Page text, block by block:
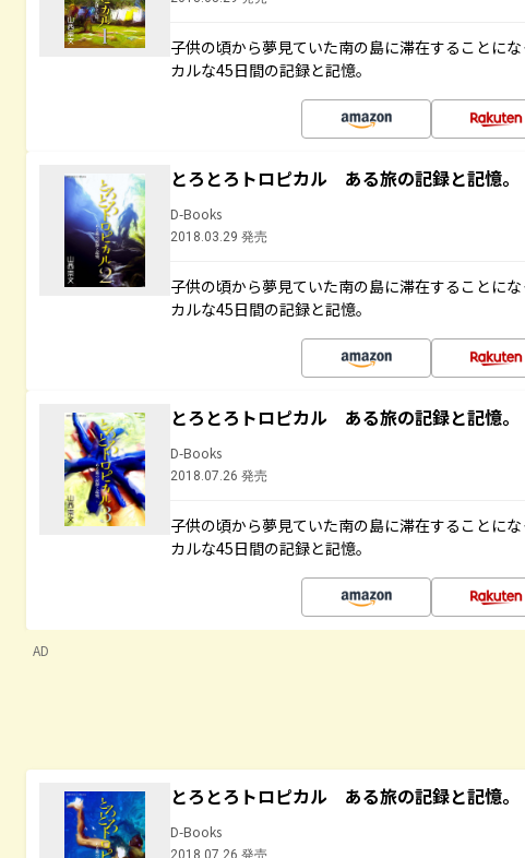
子供の頃から夢見ていた南の島に滞在することに
カルな45日間の記録と記憶。
とろとろトロピカル ある旅の記録と記憶
D-Books
2018.03.29 発売
子供の頃から夢見ていた南の島に滞在することに
カルな45日間の記録と記憶。
とろとろトロピカル ある旅の記録と記憶
D-Books
2018.07.26 発売
子供の頃から夢見ていた南の島に滞在することに
カルな45日間の記録と記憶。
AD
とろとろトロピカル ある旅の記録と記憶
D-Books
2018.07.26 発売